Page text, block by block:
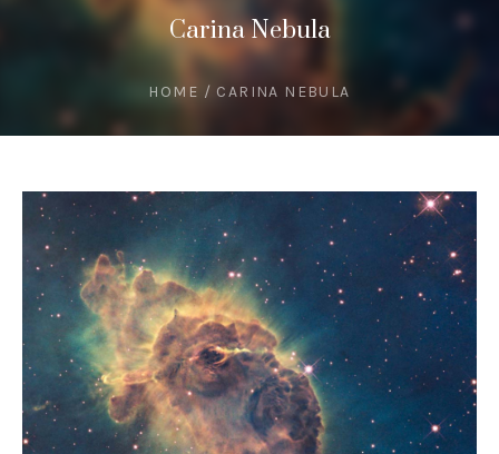
Carina Nebula
HOME / CARINA NEBULA